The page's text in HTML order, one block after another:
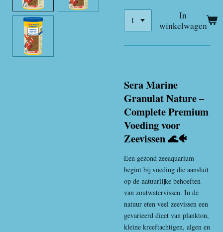
In
winkelwagen
Sera Marine
Granulat Nature –
Complete Premium
Voeding voor
Zeevissen 🌊🐠
Een gezond zeeaquarium
begint bij voeding die aansluit
op de natuurlijke behoeften
van zoutwatervissen. In de
natuur eten veel zeevissen een
gevarieerd dieet van plankton,
kleine kreeftachtigen, algen en